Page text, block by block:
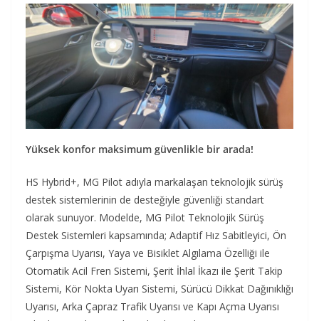
Yüksek konfor maksimum güvenlikle bir arada!
HS Hybrid+, MG Pilot adıyla markalaşan teknolojik sürüş
destek sistemlerinin de desteğiyle güvenliği standart
olarak sunuyor. Modelde, MG Pilot Teknolojik Sürüş
Destek Sistemleri kapsamında; Adaptif Hız Sabitleyici, Ön
Çarpışma Uyarısı, Yaya ve Bisiklet Algılama Özelliği ile
Otomatik Acil Fren Sistemi, Şerit İhlal İkazı ile Şerit Takip
Sistemi, Kör Nokta Uyarı Sistemi, Sürücü Dikkat Dağınıklığı
Uyarısı, Arka Çapraz Trafik Uyarısı ve Kapı Açma Uyarısı